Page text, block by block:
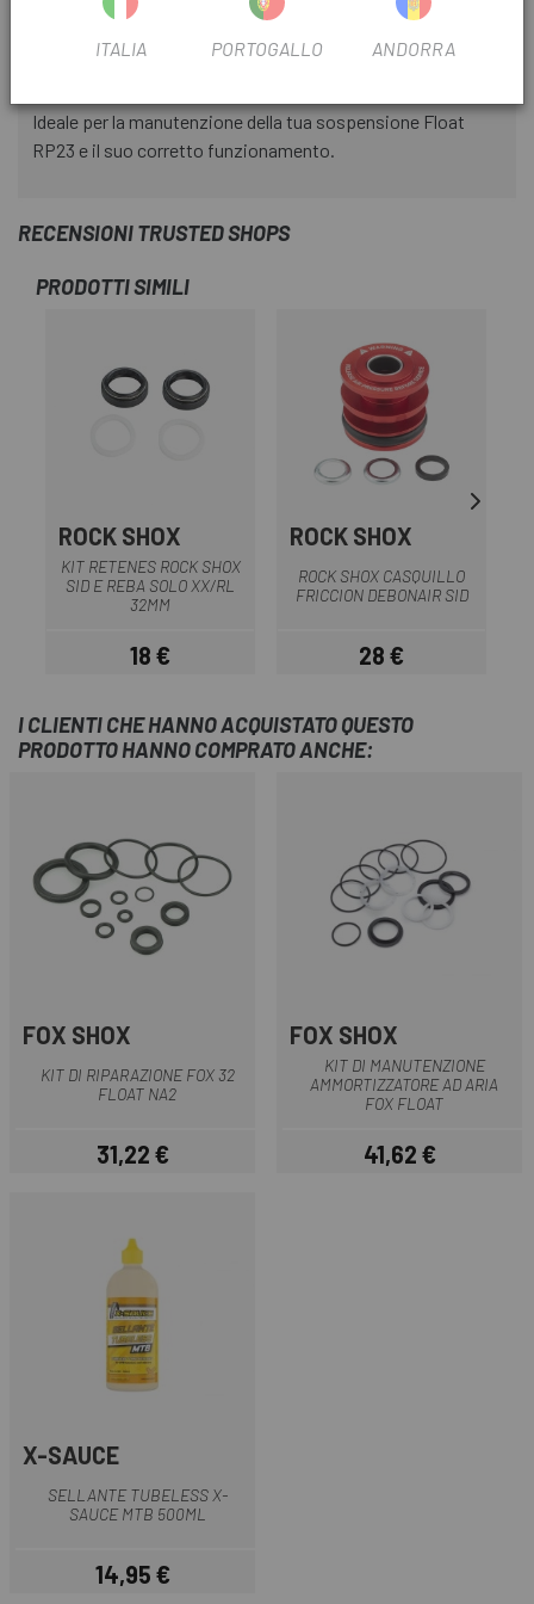
INFORMAZIONI SUL PRODOTTO
Ideale per la manutenzione della tua sospensione Float
RP23 e il suo corretto funzionamento.
RECENSIONI TRUSTED SHOPS
PRODOTTI SIMILI
ROCK SHOX
KIT RETENES ROCK SHOX
SID E REBA SOLO XX/RL
32MM
Prezzo
18 €
ROCK SHOX
ROCK SHOX CASQUILLO
FRICCION DEBONAIR SID
Prezzo
28 €
I CLIENTI CHE HANNO ACQUISTATO QUESTO
PRODOTTO HANNO COMPRATO ANCHE:
FOX SHOX
KIT DI RIPARAZIONE FOX 32
FLOAT NA2
Prezzo
31,22 €
FOX SHOX
KIT DI MANUTENZIONE
AMMORTIZZATORE AD ARIA
FOX FLOAT
Prezzo
41,62 €
X-SAUCE
SELLANTE TUBELESS X-
SAUCE MTB 500ML
Prezzo
14,95 €
ITALIA PORTOGALLO ANDORRA